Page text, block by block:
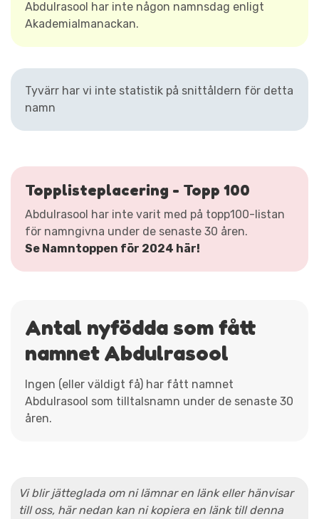
Abdulrasool har inte någon namnsdag enligt
Akademialmanackan.
Tyvärr har vi inte statistik på snittåldern för detta
namn
Topplisteplacering - Topp 100
Abdulrasool har inte varit med på topp100-listan
för namngivna under de senaste 30 åren.
Se Namntoppen för 2024 här!
Antal nyfödda som fått
namnet Abdulrasool
Ingen (eller väldigt få) har fått namnet
Abdulrasool som tilltalsnamn under de senaste 30
åren.
Vi blir jätteglada om ni lämnar en länk eller hänvisar
till oss, här nedan kan ni kopiera en länk till denna